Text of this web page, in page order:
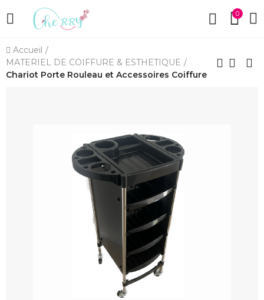
0
Accueil
MATERIEL DE COIFFURE & ESTHETIQUE
Chariot Porte Rouleau et Accessoires Coiffure